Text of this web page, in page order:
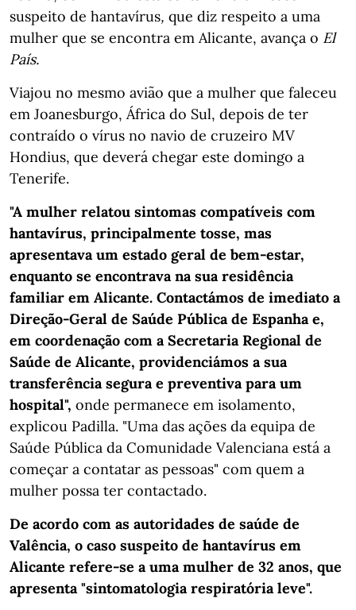
suspeito de hantavírus, que diz respeito a uma
mulher que se encontra em Alicante, avança o El
País.
Viajou no mesmo avião que a mulher que faleceu
em Joanesburgo, África do Sul, depois de ter
contraído o vírus no navio de cruzeiro MV
Hondius, que deverá chegar este domingo a
Tenerife.
"A mulher relatou sintomas compatíveis com
hantavírus, principalmente tosse, mas
apresentava um estado geral de bem-estar,
enquanto se encontrava na sua residência
familiar em Alicante. Contactámos de imediato a
Direção-Geral de Saúde Pública de Espanha e,
em coordenação com a Secretaria Regional de
Saúde de Alicante, providenciámos a sua
transferência segura e preventiva para um
hospital", onde permanece em isolamento,
explicou Padilla. "Uma das ações da equipa de
Saúde Pública da Comunidade Valenciana está a
começar a contatar as pessoas" com quem a
mulher possa ter contactado.
De acordo com as autoridades de saúde de
Valência, o caso suspeito de hantavírus em
Alicante refere-se a uma mulher de 32 anos, que
apresenta "sintomatologia respiratória leve".